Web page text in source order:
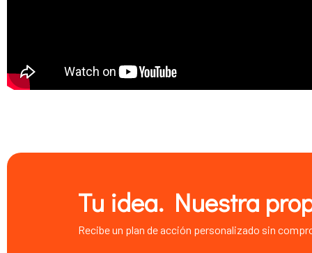
Tu idea. Nuestra
Recibe un plan de acción personalizado sin